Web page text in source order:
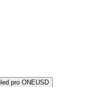
pro ONEUSD